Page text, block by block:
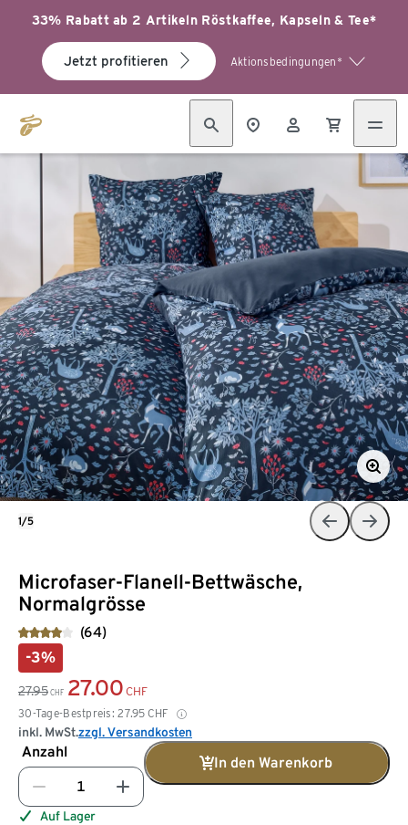
33% Rabatt ab 2 Artikeln Röstkaffee, Kapseln & Tee*
Jetzt profitieren Aktionsbedingungen*
Microfaser-Flanell-Bettwäsche,
Normalgrösse
(64)
-3%
27.95 CHF 27.00 CHF
30-Tage-Bestpreis: 27.95 CHF
inkl. MwSt.zzgl. Versandkosten
Anzahl
In den Warenkorb
Auf Lager
1/5